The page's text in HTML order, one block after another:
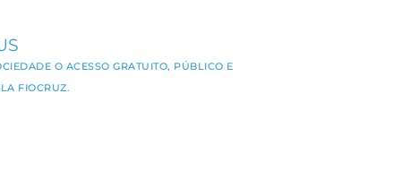
O ACESSO GRATUITO, PÚBLICO E
FIOCRUZ.